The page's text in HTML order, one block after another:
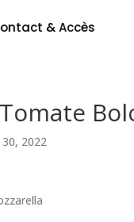
& Accès
2022